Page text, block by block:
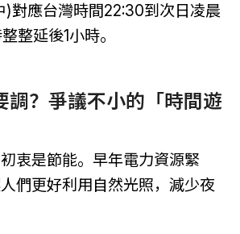
)對應台灣時間22:30到次日凌晨
整延後1小時。
調？爭議不小的「時間遊
衷是節能。早年電力資源緊
們更好利用自然光照，減少夜